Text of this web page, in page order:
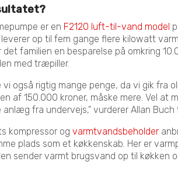
er en F2120 luft-til-vand model
op til fem gange flere kilowatt
familien en besparelse på omkring
med træpiller.
vi også rigtig mange penge, da vi gik fra
af 150.000 kroner, måske mere. Vel at
anlæg fra undervejs," vurderer Allan Buch
kompressor og varmtvandsbeholder
plads som et køkkenskab. Her er
sender varmt brugsvand op til køkken